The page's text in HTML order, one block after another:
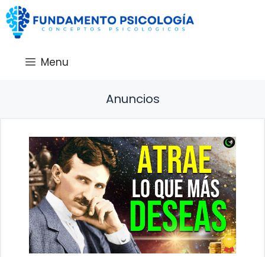
Saltar
al
contenido
Menu
Anuncios